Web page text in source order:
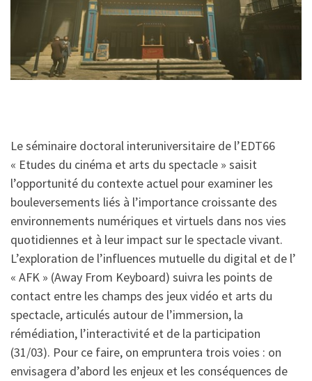
Le séminaire doctoral interuniversitaire de l’EDT66
« Etudes du cinéma et arts du spectacle » saisit
l’opportunité du contexte actuel pour examiner les
bouleversements liés à l’importance croissante des
environnements numériques et virtuels dans nos vies
quotidiennes et à leur impact sur le spectacle vivant.
L’exploration de l’influences mutuelle du digital et de l’
« AFK » (Away From Keyboard) suivra les points de
contact entre les champs des jeux vidéo et arts du
spectacle, articulés autour de l’immersion, la
rémédiation, l’interactivité et de la participation
(31/03). Pour ce faire, on empruntera trois voies : on
envisagera d’abord les enjeux et les conséquences de